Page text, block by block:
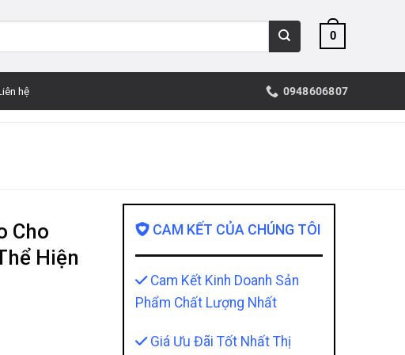
0
hệ 0948606807
Cho
Hiện
CAM KẾT CỦA CHÚNG TÔI
Cam Kết Kinh Doanh Sản
Phẩm Chất Lượng Nhất
Giá Ưu Đãi Tốt Nhất Thị